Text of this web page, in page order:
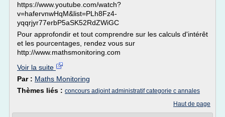
https://www.youtube.com/watch?
v=hafervnwHqM&list=PLh8Fz4-
yqqrjyr77erbP5aSK52RdZWiGC
Pour approfondir et tout comprendre sur les calculs d'intérêt
et les pourcentages, rendez vous sur
http://www.mathsmonitoring.com
Voir la suite
Par : Maths Monitoring
Thèmes liés : concours adjoint administratif categorie c annales
Haut de page